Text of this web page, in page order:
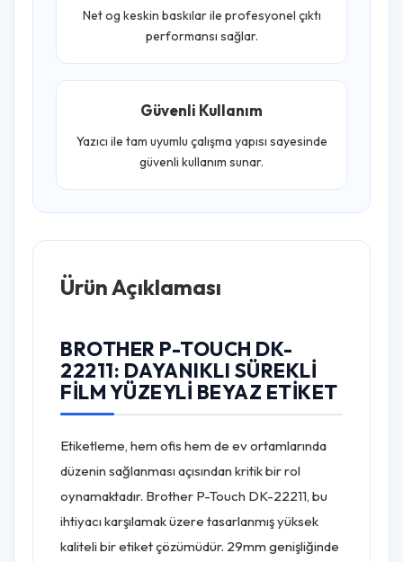
Net og keskin baskılar ile profesyonel çıktı
performansı sağlar.
Güvenli Kullanım
Yazıcı ile tam uyumlu çalışma yapısı sayesinde
güvenli kullanım sunar.
Ürün Açıklaması
BROTHER P-TOUCH DK-
22211: DAYANIKLI SÜREKLI
FILM YÜZEYLI BEYAZ ETIKET
Etiketleme, hem ofis hem de ev ortamlarında
düzenin sağlanması açısından kritik bir rol
oynamaktadır. Brother P-Touch DK-22211, bu
ihtiyacı karşılamak üzere tasarlanmış yüksek
kaliteli bir etiket çözümüdür. 29mm genişliğinde